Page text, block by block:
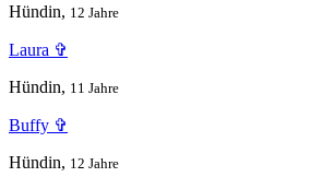
Hündin, 12 Jahre
Laura ✞
Hündin, 11 Jahre
Buffy ✞
Hündin, 12 Jahre